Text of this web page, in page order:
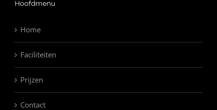
Hoofdmenu
Home
Faciliteiten
Prijzen
Contact